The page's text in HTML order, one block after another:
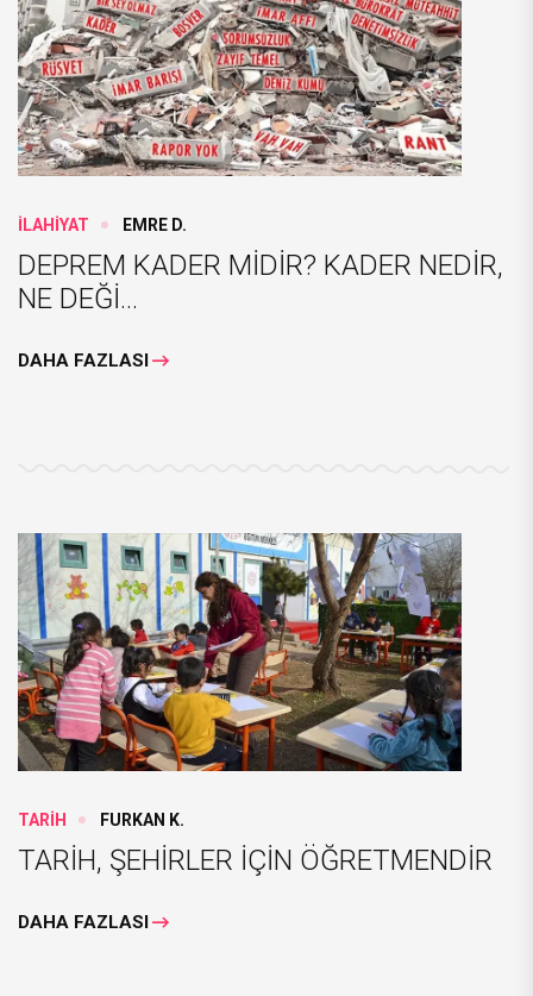
İLAHİYAT EMRE D.
DEPREM KADER MİDİR? KADER NEDİR,
NE DEĞİ...
DAHA FAZLASI
TARİH FURKAN K.
TARİH, ŞEHİRLER İÇİN ÖĞRETMENDİR
DAHA FAZLASI